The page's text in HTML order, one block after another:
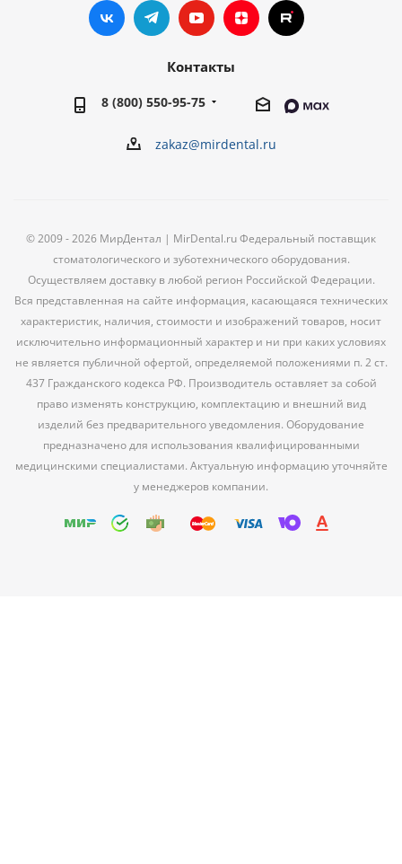
Контакты
8 (800) 550-95-75
zakaz@mirdental.ru
© 2009 - 2026 МирДентал | MirDental.ru Федеральный поставщик
стоматологического и зуботехнического оборудования.
Осуществляем доставку в любой регион Российской Федерации.
Вся представленная на сайте информация, касающаяся технических
характеристик, наличия, стоимости и изображений товаров, носит
исключительно информационный характер и ни при каких условиях
не является публичной офертой, определяемой положениями п. 2 ст.
437 Гражданского кодекса РФ. Производитель оставляет за собой
право изменять конструкцию, комплектацию и внешний вид
изделий без предварительного уведомления. Оборудование
предназначено для использования квалифицированными
медицинскими специалистами. Актуальную информацию уточняйте
у менеджеров компании.